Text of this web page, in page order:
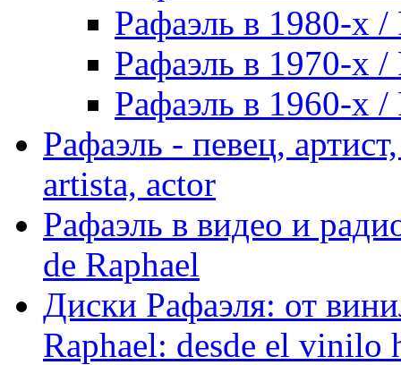
Рафаэль в 1980-х /
Рафаэль в 1970-х /
Рафаэль в 1960-х /
Рафаэль - певец,
artista, actor
Рафаэль в видео и
de Raphael
Диски Рафаэля: от
Raphael: desde el vinilo